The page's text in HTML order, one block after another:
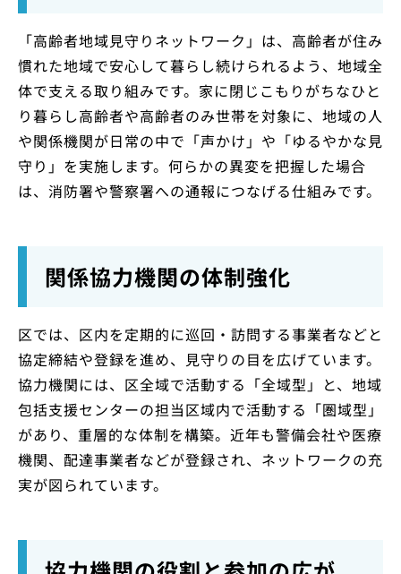
「高齢者地域見守りネットワーク」は、高齢者が住み
慣れた地域で安心して暮らし続けられるよう、地域全
体で支える取り組みです。家に閉じこもりがちなひと
り暮らし高齢者や高齢者のみ世帯を対象に、地域の人
や関係機関が日常の中で「声かけ」や「ゆるやかな見
守り」を実施します。何らかの異変を把握した場合
は、消防署や警察署への通報につなげる仕組みです。
関係協力機関の体制強化
区では、区内を定期的に巡回・訪問する事業者などと
協定締結や登録を進め、見守りの目を広げています。
協力機関には、区全域で活動する「全域型」と、地域
包括支援センターの担当区域内で活動する「圏域型」
があり、重層的な体制を構築。近年も警備会社や医療
機関、配達事業者などが登録され、ネットワークの充
実が図られています。